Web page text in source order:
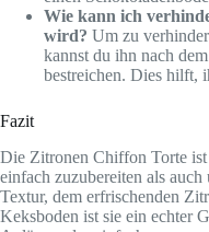
Wie kann ich
wird? Um zu
kannst du ihn nach
bestreichen. Dies hilft,
Fazit
Die Zitronen Chiffon Torte ist
einfach zuzubereiten als
Textur, dem erfrischenden
Keksboden ist sie ein echter